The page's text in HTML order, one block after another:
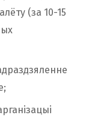
(за 10-15